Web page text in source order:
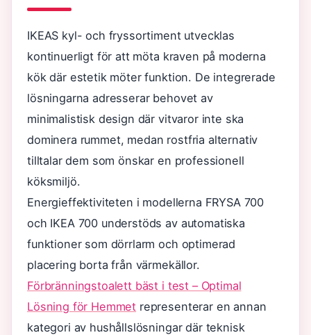
IKEAS kyl- och fryssortiment utvecklas
kontinuerligt för att möta kraven på moderna
kök där estetik möter funktion. De integrerade
lösningarna adresserar behovet av
minimalistisk design där vitvaror inte ska
dominera rummet, medan rostfria alternativ
tilltalar dem som önskar en professionell
köksmiljö.
Energieffektiviteten i modellerna FRYSA 700
och IKEA 700 understöds av automatiska
funktioner som dörrlarm och optimerad
placering borta från värmekällor.
Förbränningstoalett bäst i test – Optimal
Lösning för Hemmet representerar en annan
kategori av hushållslösningar där teknisk